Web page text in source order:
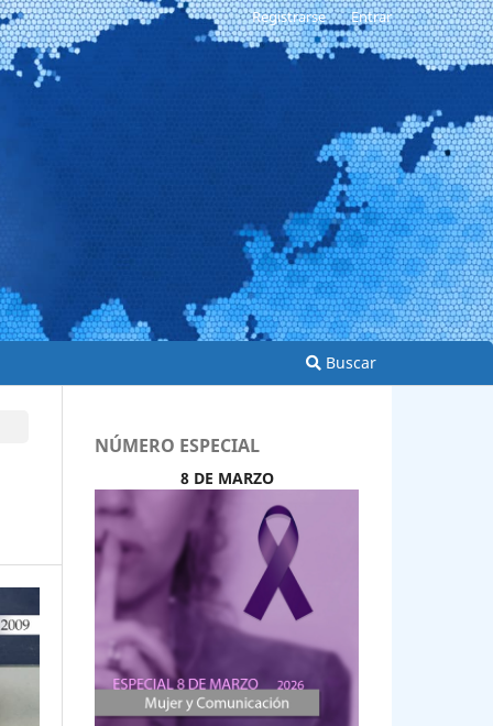
Buscar
Registrarse Entrar
NÚMERO ESPECIAL
8 DE MARZO